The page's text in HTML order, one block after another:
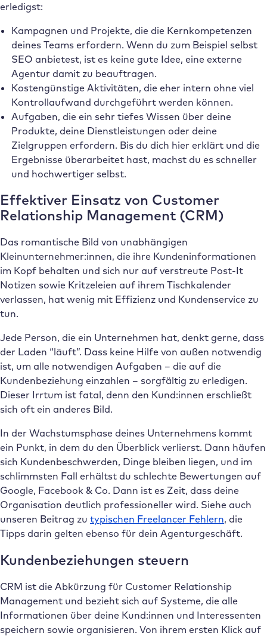
erledigst:
Kampagnen und Projekte, die die Kernkompetenzen
deines Teams erfordern. Wenn du zum Beispiel selbst
SEO anbietest, ist es keine gute Idee, eine externe
Agentur damit zu beauftragen.
Kostengünstige Aktivitäten, die eher intern ohne viel
Kontrollaufwand durchgeführt werden können.
Aufgaben, die ein sehr tiefes Wissen über deine
Produkte, deine Dienstleistungen oder deine
Zielgruppen erfordern. Bis du dich hier erklärt und die
Ergebnisse überarbeitet hast, machst du es schneller
und hochwertiger selbst.
Effektiver Einsatz von Customer
Relationship Management (CRM)
Das romantische Bild von unabhängigen
Kleinunternehmer:innen, die ihre Kundeninformationen
im Kopf behalten und sich nur auf verstreute Post-It
Notizen sowie Kritzeleien auf ihrem Tischkalender
verlassen, hat wenig mit Effizienz und Kundenservice zu
tun.
Jede Person, die ein Unternehmen hat, denkt gerne, dass
der Laden “läuft”. Dass keine Hilfe von außen notwendig
ist, um alle notwendigen Aufgaben – die auf die
Kundenbeziehung einzahlen – sorgfältig zu erledigen.
Dieser Irrtum ist fatal, denn den Kund:innen erschließt
sich oft ein anderes Bild.
In der Wachstumsphase deines Unternehmens kommt
ein Punkt, in dem du den Überblick verlierst. Dann häufen
sich Kundenbeschwerden, Dinge bleiben liegen, und im
schlimmsten Fall erhältst du schlechte Bewertungen auf
Google, Facebook & Co. Dann ist es Zeit, dass deine
Organisation deutlich professioneller wird. Siehe auch
unseren Beitrag zu typischen Freelancer Fehlern, die
Tipps darin gelten ebenso für dein Agenturgeschäft.
Kundenbeziehungen steuern
CRM ist die Abkürzung für Customer Relationship
Management und bezieht sich auf Systeme, die alle
Informationen über deine Kund:innen und Interessenten
speichern sowie organisieren. Von ihrem ersten Klick auf